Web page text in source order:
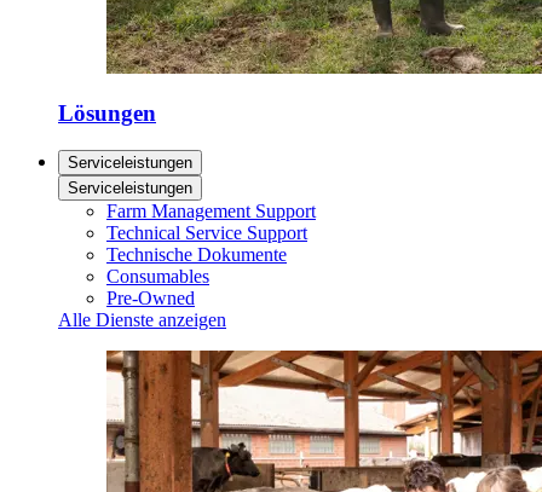
Lösungen
Serviceleistungen
Serviceleistungen
Farm Management Support
Technical Service Support
Technische Dokumente
Consumables
Pre-Owned
Alle Dienste anzeigen